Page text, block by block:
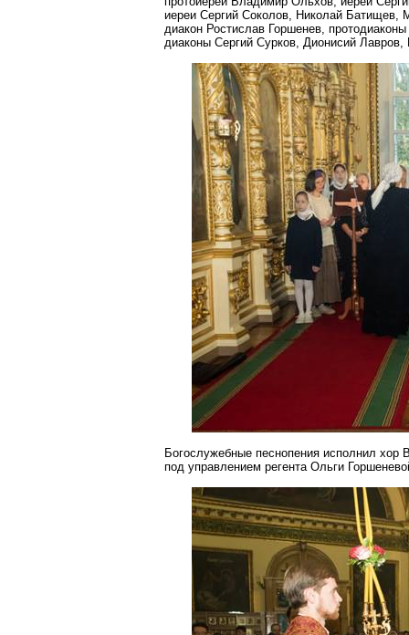
иереи Сергий Соколов, Николай Батищев,
диакон Ростислав Горшенев,
диаконы Сергий Сурков, Дионисий Лавров,
Богослужебные песнопения исполнил хор
под управлением регента Ольги